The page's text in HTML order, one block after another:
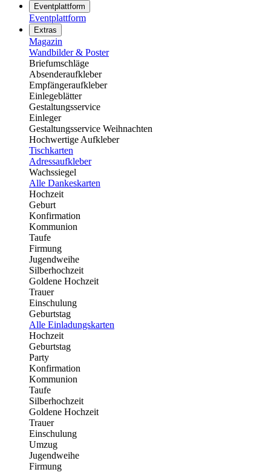
Eventplattform
Eventplattform
Extras
Magazin
Wandbilder & Poster
Briefumschläge
Absenderaufkleber
Empfängeraufkleber
Einlegeblätter
Gestaltungsservice
Einleger
Gestaltungsservice Weihnachten
Hochwertige Aufkleber
Tischkarten
Adressaufkleber
Wachssiegel
Alle Dankeskarten
Hochzeit
Geburt
Konfirmation
Kommunion
Taufe
Firmung
Jugendweihe
Silberhochzeit
Goldene Hochzeit
Trauer
Einschulung
Geburtstag
Alle Einladungskarten
Hochzeit
Geburtstag
Party
Konfirmation
Kommunion
Taufe
Silberhochzeit
Goldene Hochzeit
Trauer
Einschulung
Umzug
Jugendweihe
Firmung